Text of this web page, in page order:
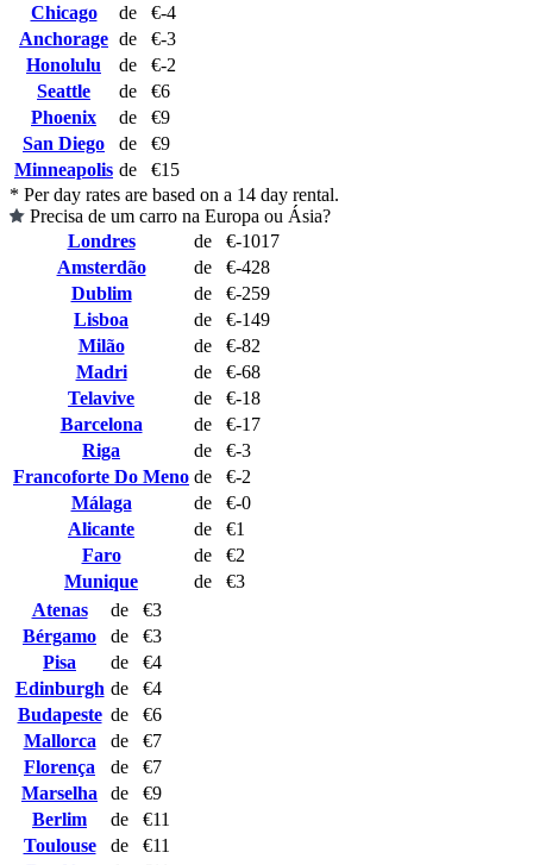
Chicago
de
€-4
Anchorage de
€-3
Honolulu
de
€-2
Seattle
de
€6
Phoenix
de
€9
San Diego
de
€9
Minneapolis de
€15
* Per day rates are based on a 14 day rental.
Precisa de um carro na Europa ou Ásia?
Londres
de
€-1017
Amsterdão
de
€-428
Dublim
de
€-259
Lisboa
de
€-149
Milão
de
€-82
Madri
de
€-68
Telavive
de
€-18
Barcelona
de
€-17
Riga
de
€-3
Francoforte Do Meno de
€-2
Málaga
de
€-0
Alicante
de
€1
Faro
de
€2
Munique
de
€3
Atenas
de
€3
Bérgamo
de
€3
Pisa
de
€4
Edinburgh de
€4
Budapeste de
€6
Mallorca
de
€7
Florença
de
€7
Marselha
de
€9
Berlim
de
€11
Toulouse
de
€11